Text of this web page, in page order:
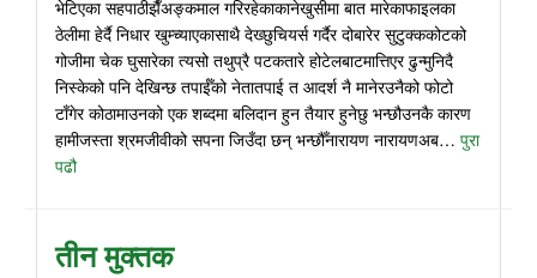
भेटिएका सहपाठीझैँअङ्कमाल गरिरहेकाकानेखुसीमा बात मारेकाफाइलका
ठेलीमा हेर्दै निधार खुम्च्याएकासाथै देख्छुचियर्स गर्दैर दोबारेर सुटुक्ककोटको
गोजीमा चेक घुसारेका त्यसो तथुप्रै पटकतारे होटेलबाटमात्तिएर ढुन्मुनिदै
निस्केको पनि देखिन्छ तपाईँको नेतातपाई त आदर्श नै मानेरउनैको फोटो
टाँगेर कोठामाउनको एक शब्दमा बलिदान हुन तैयार हुनेछु भन्छौउनकै कारण
हामीजस्ता श्रमजीवीको सपना जिउँदा छन् भन्छौँनारायण नारायणअब… पुरा
पढौ
तीन मुक्तक